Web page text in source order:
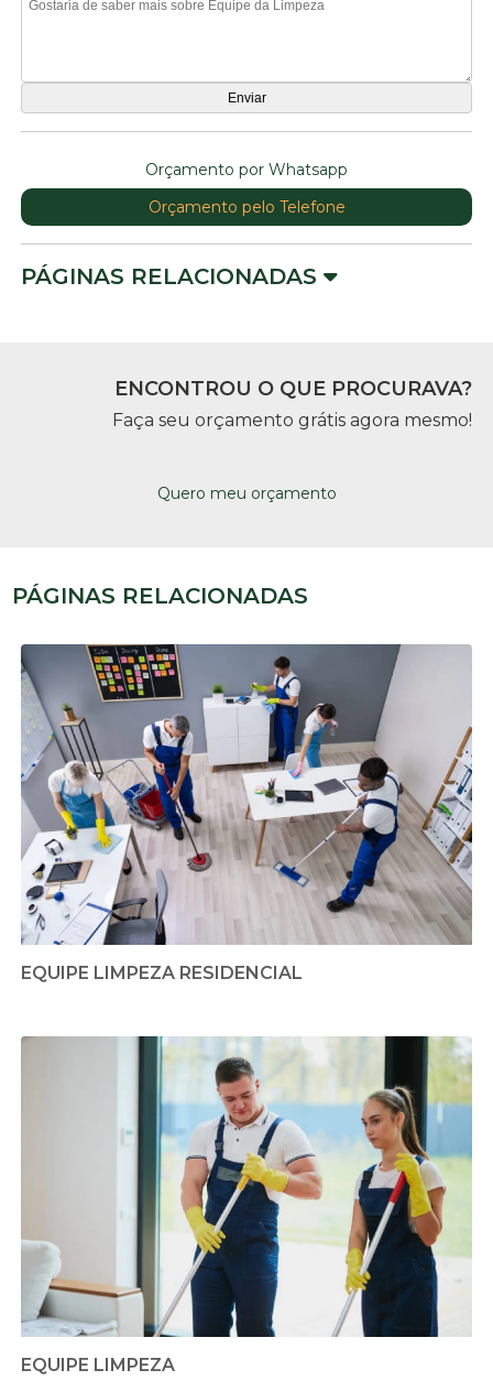
Orçamento por Whatsapp
Orçamento pelo Telefone
PÁGINAS RELACIONADAS
ENCONTROU O QUE PROCURAVA?
Faça seu orçamento grátis agora mesmo!
Quero meu orçamento
PÁGINAS RELACIONADAS
EQUIPE LIMPEZA RESIDENCIAL
EQUIPE LIMPEZA